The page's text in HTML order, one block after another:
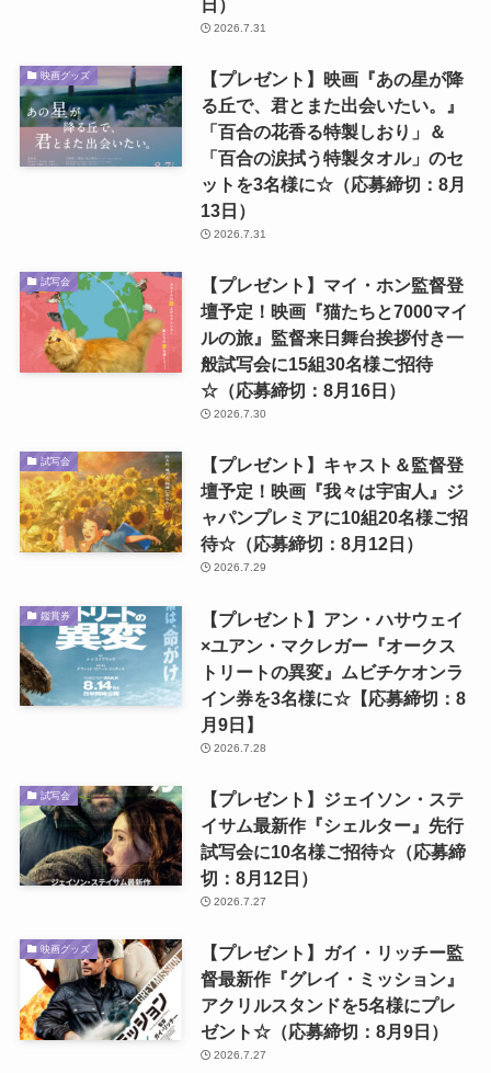
日）
2026.7.31
映画グッズ
【プレゼント】映画『あの星が降
る丘で、君とまた出会いたい。』
「百合の花香る特製しおり」＆
「百合の涙拭う特製タオル」のセ
ットを3名様に☆（応募締切：8月
13日）
2026.7.31
試写会
【プレゼント】マイ・ホン監督登
壇予定！映画『猫たちと7000マイ
ルの旅』監督来日舞台挨拶付き一
般試写会に15組30名様ご招待
☆（応募締切：8月16日）
2026.7.30
試写会
【プレゼント】キャスト＆監督登
壇予定！映画『我々は宇宙人』ジ
ャパンプレミアに10組20名様ご招
待☆（応募締切：8月12日）
2026.7.29
鑑賞券
【プレゼント】アン・ハサウェイ
×ユアン・マクレガー『オークス
トリートの異変』ムビチケオンラ
イン券を3名様に☆【応募締切：8
月9日】
2026.7.28
試写会
【プレゼント】ジェイソン・ステ
イサム最新作『シェルター』先行
試写会に10名様ご招待☆（応募締
切：8月12日）
2026.7.27
映画グッズ
【プレゼント】ガイ・リッチー監
督最新作『グレイ・ミッション』
アクリルスタンドを5名様にプレ
ゼント☆（応募締切：8月9日）
2026.7.27